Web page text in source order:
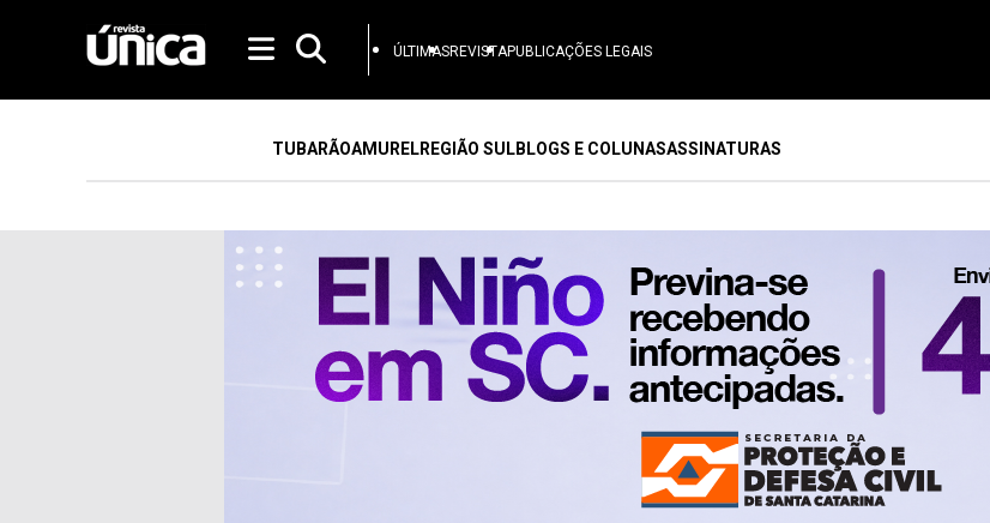
ÚLTIMASREVISTAPUBLICAÇÕES LEGAIS
TUBARÃOAMURELREGIÃO SULBLOGS E COLUNASASSINATURAS